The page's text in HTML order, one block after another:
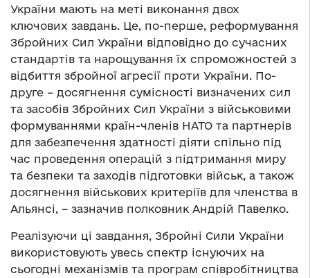
України мають на меті виконання двох
ключових завдань. Це, по-перше, реформування
Збройних Сил України відповідно до сучасних
стандартів та нарощування їх спроможностей з
відбиття збройної агресії проти України. По-
друге – досягнення сумісності визначених сил
та засобів Збройних Сил України з військовими
формуваннями країн-членів НАТО та партнерів
для забезпечення здатності діяти спільно під
час проведення операцій з підтримання миру
та безпеки та заходів підготовки військ, а також
досягнення військових критеріїв для членства в
Альянсі, – зазначив полковник Андрій Павелко.
Реалізуючи ці завдання, Збройні Сили України
використовують увесь спектр існуючих на
сьогодні механізмів та програм співробітництва